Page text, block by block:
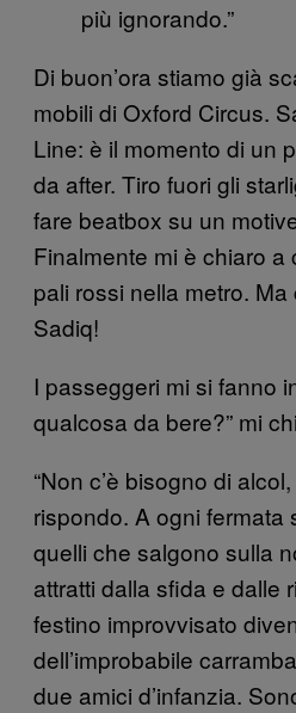
più ignorando.”
Di buon’ora stiamo già
mobili di Oxford Circus.
Line: è il momento di un
da after. Tiro fuori gli
fare beatbox su un
Finalmente mi è chiaro
pali rossi nella metro.
Sadiq!
I passeggeri mi si fanno
qualcosa da bere?” mi
“Non c’è bisogno di
rispondo. A ogni fermata
quelli che salgono sulla
attratti dalla sfida e dalle
festino improvvisato
dell’improbabile
due amici d’infanzia.